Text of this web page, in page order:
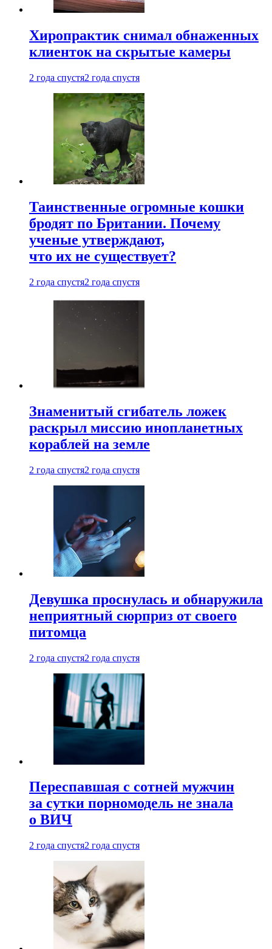
Хиропрактик снимал обнаженных
клиенток на скрытые камеры
2 года спустя2 года спустя
Таинственные огромные кошки
бродят по Британии. Почему
ученые утверждают,
что их не существует?
2 года спустя2 года спустя
Знаменитый сгибатель ложек
раскрыл миссию инопланетных
кораблей на земле
2 года спустя2 года спустя
Девушка проснулась и обнаружила
неприятный сюрприз от своего
питомца
2 года спустя2 года спустя
Переспавшая с сотней мужчин
за сутки порномодель не знала
о ВИЧ
2 года спустя2 года спустя